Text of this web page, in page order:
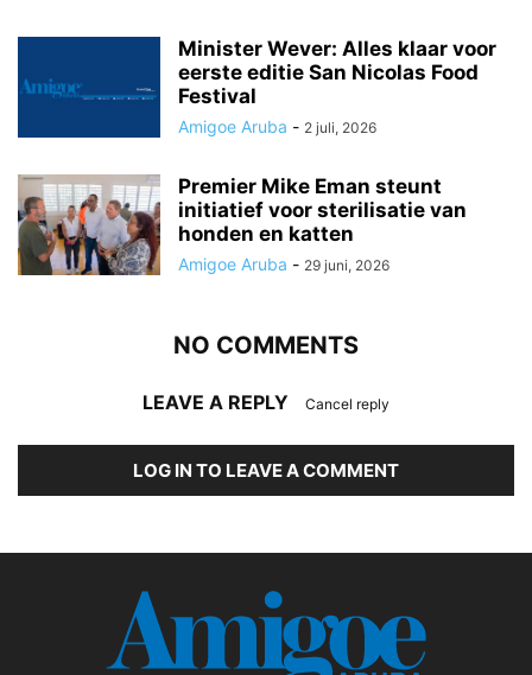
Minister Wever: Alles klaar voor
eerste editie San Nicolas Food
Festival
Amigoe Aruba - 2 juli, 2026
Premier Mike Eman steunt
initiatief voor sterilisatie van
honden en katten
Amigoe Aruba - 29 juni, 2026
NO COMMENTS
LEAVE A REPLY Cancel reply
LOG IN TO LEAVE A COMMENT